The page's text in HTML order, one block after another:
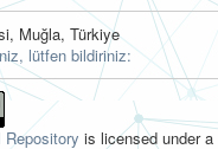
Muğla, Türkiye
lütfen bildiriniz:
Repository is licensed under a